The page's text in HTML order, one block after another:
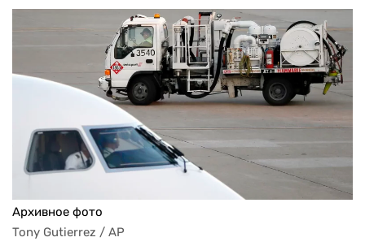
Архивное фото
Tony Gutierrez / AP